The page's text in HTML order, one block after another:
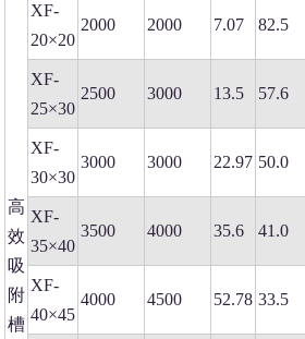
高
效
吸
附
槽
XF-
20×20
2000 2000 7.07 82.5
XF-
25×30
2500 3000 13.5 57.6
XF-
30×30
3000 3000 22.97 50.0
XF-
35×40
3500 4000 35.6 41.0
XF-
40×45
4000 4500 52.78 33.5